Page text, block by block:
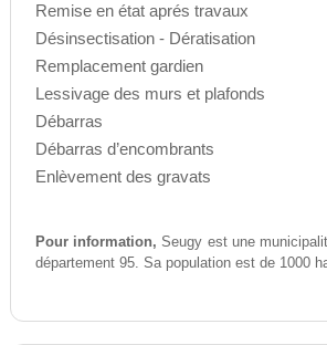
Remise en état aprés travaux
Désinsectisation - Dératisation
Remplacement gardien
Lessivage des murs et plafonds
Débarras
Débarras d’encombrants
Enlèvement des gravats
Pour information, Seugy est une
département 95. Sa population est de 1000